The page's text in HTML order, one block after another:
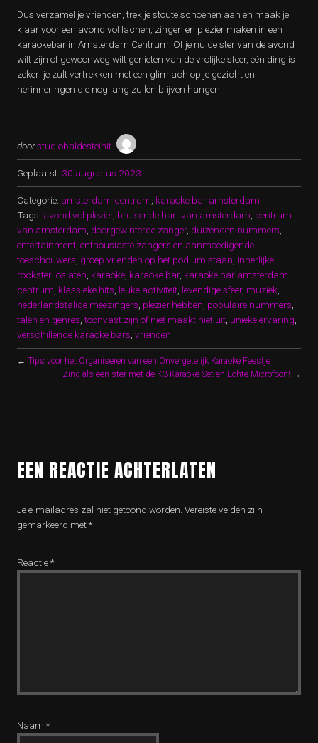
Dus verzamel je vrienden, trek je stoute schoenen aan en maak je
klaar voor een avond vol lachen, zingen en plezier maken in een
karaokebar in Amsterdam Centrum. Of je nu de ster van de avond
wilt zijn of gewoonweg wilt genieten van de vrolijke sfeer, één ding is
zeker: je zult vertrekken met een glimlach op je gezicht en
herinneringen die nog lang zullen blijven hangen.
doorstudiobaldesteinit
Geplaatst: 30 augustus 2023
Categorie: amsterdam centrum karaoke bar amsterdam
Tags: avond vol plezier, bruisende hart van amsterdam centrum
van amsterdam doorgewinterde zanger, duizenden nummers
entertainment enthousiaste zangers en aanmoedigende
toeschouwers groep vrienden op het podium staan innerlijke
rockster loslaten karaoke karaoke bar, karaoke bar amsterdam
centrum klassieke hits leuke activiteit levendige sfeer, muziek
nederlandstalige meezingers plezier hebben populaire nummers
talen en genres ,toonvast zijn of niet maakt niet uit unieke ervaring
verschillende karaoke bars vrienden
← Tips voor het Organiseren van een Onvergetelijk Karaoke Feestje
Zing als een ster met de K3 Karaoke Set en Echte Microfoon! →
EEN REACTIE ACHTERLATEN
Je e-mailadres zal niet getoond worden. Vereiste velden zijn
gemarkeerd met*
Reactie*
Naam *